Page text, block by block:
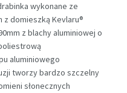
wykonane ze
z domieszką Kevlaru®
z blachy aluminiowej o
aluminiowego
tworzy bardzo szczelny
słonecznych